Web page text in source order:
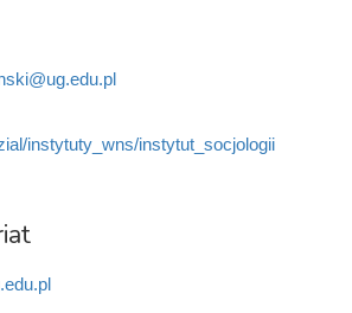
instytuty_wns/instytut_socjologii